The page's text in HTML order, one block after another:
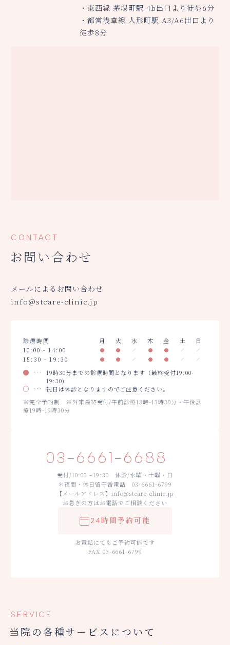
・東西線 茅場町駅 4b出口より徒歩6分
・都営浅草線 人形町駅 A3/A6出口より
徒歩8分
CONTACT
お問い合わせ
メールによるお問い合わせ
info@stcare-clinic.jp
診療時間 月 火 水 木 金 土
日
10:00 - 14:00
15:30 - 19:30
19時30分までの診療時間となります（最終受付19:00-
19:30)
祝日は休診となりますのでご注意ください。
※完全予約制 ※外来最終受付/午前診療13時-13時30分・午後診
療19時-19時30分
03-6661-6688
受付/10:00～19:30 休診/水曜・土曜・日
＊夜間・休日留守番電話 03-6661-6799
【メールアドレス】info@stcare-clinic.jp
お急ぎの方はお電話でご相談ください
24時間予約可能
お電話にてもご予約可能です
FAX 03-6661-6799
SERVICE
当院の各種サービスについて